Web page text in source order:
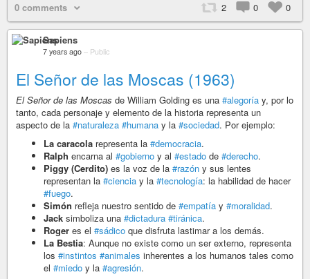
0 comments 2 0 0
Sapiens
7 years ago – Public
El Señor de las Moscas (1963)
El Señor de las Moscas de William Golding es una #alegoría y, por lo
tanto, cada personaje y elemento de la historia representa un
aspecto de la #naturaleza #humana y la #sociedad. Por ejemplo:
La caracola representa la #democracia.
Ralph encarna al #gobierno y al #estado de #derecho.
Piggy (Cerdito) es la voz de la #razón y sus lentes
representan la #ciencia y la #tecnología: la habilidad de hacer
#fuego.
Simón refleja nuestro sentido de #empatía y #moralidad.
Jack simboliza una #dictadura #tiránica.
Roger es el #sádico que disfruta lastimar a los demás.
La Bestia: Aunque no existe como un ser externo, representa
los #instintos #animales inherentes a los humanos tales como
el #miedo y la #agresión.